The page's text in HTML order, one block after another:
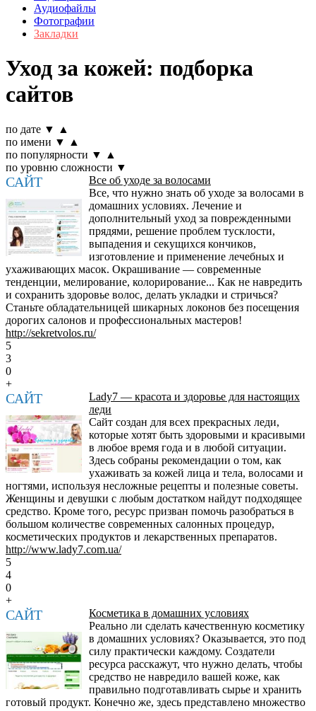
Аудиофайлы
Фотографии
Закладки
Уход за кожей: подборка
сайтов
по дате ▼
▲
по имени ▼
▲
по популярности ▼
▲
по уровню сложности ▼
САЙТ
Все об уходе за волосами
Все, что нужно знать об уходе за волосами в
домашних условиях. Лечение и
дополнительный уход за поврежденными
прядями, решение проблем тусклости,
выпадения и секущихся кончиков,
изготовление и применение лечебных и
ухаживающих масок. Окрашивание — современные
тенденции, мелирование, колорирование... Как не навредить
и сохранить здоровье волос, делать укладки и стричься?
Станьте обладательницей шикарных локонов без посещения
дорогих салонов и профессиональных мастеров!
http://sekretvolos.ru/
5
3
0
+
САЙТ
Lady7 — красота и здоровье для настоящих
леди
Сайт создан для всех прекрасных леди,
которые хотят быть здоровыми и красивыми
в любое время года и в любой ситуации.
Здесь собраны рекомендации о том, как
ухаживать за кожей лица и тела, волосами и
ногтями, используя несложные рецепты и полезные советы.
Женщины и девушки с любым достатком найдут подходящее
средство. Кроме того, ресурс призван помочь разобраться в
большом количестве современных салонных процедур,
косметических продуктов и лекарственных препаратов.
http://www.lady7.com.ua/
5
4
0
+
САЙТ
Косметика в домашних условиях
Реально ли сделать качественную косметику
в домашних условиях? Оказывается, это под
силу практически каждому. Создатели
ресурса расскажут, что нужно делать, чтобы
средство не навредило вашей коже, как
правильно подготавливать сырье и хранить
готовый продукт. Конечно же, здесь представлено множество